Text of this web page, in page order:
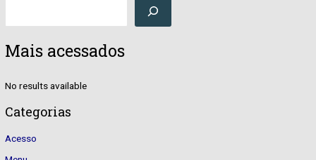
Mais acessados
No results available
Categorias
Acesso